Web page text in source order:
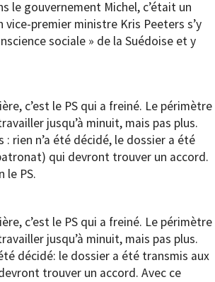
le gouvernement Michel, c’était un
vice-premier ministre Kris Peeters s’y
sociale » de la Suédoise et y
c’est le PS qui a freiné. Le périmètre
jusqu’à minuit, mais pas plus.
rien n’a été décidé, le dossier a été
qui devront trouver un accord.
le PS.
c’est le PS qui a freiné. Le périmètre
jusqu’à minuit, mais pas plus.
décidé: le dossier a été transmis aux
trouver un accord. Avec ce